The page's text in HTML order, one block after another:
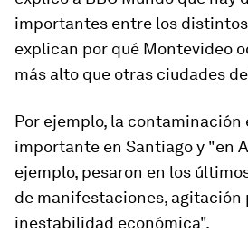
importantes entre los
explican por qué Montevideo
más alto que otras ciudades
Por ejemplo, la contaminación
importante en Santiago y "en
ejemplo, pesaron en los
de manifestaciones, agitación
inestabilidad económica".